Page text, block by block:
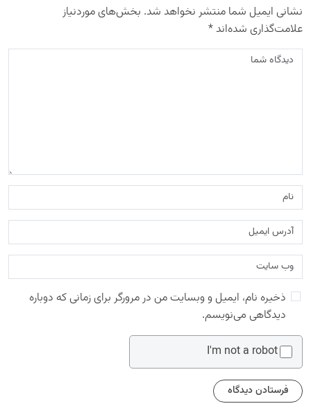
نشانی ایمیل شما منتشر نخواهد شد. بخش‌های موردنیاز
علامت‌گذاری شده‌اند*
ذخیره نام، ایمیل و وبسایت من در مرورگر برای زمانی که دوباره
دیدگاهی می‌نویسم.
I'm not a robot